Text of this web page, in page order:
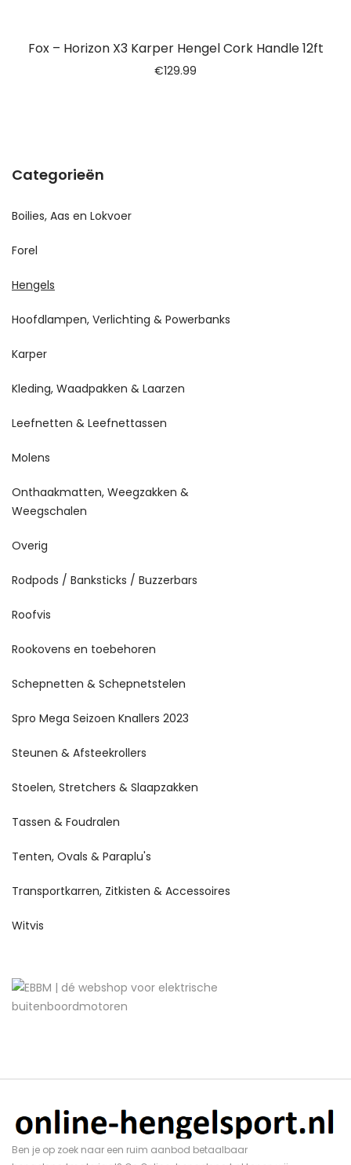
Fox – Horizon X3 Karper Hengel Cork Handle 12ft
€129.99
Categorieën
Boilies, Aas en Lokvoer
Forel
Hengels
Hoofdlampen, Verlichting & Powerbanks
Karper
Kleding, Waadpakken & Laarzen
Leefnetten & Leefnettassen
Molens
Onthaakmatten, Weegzakken &
Weegschalen
Overig
Rodpods / Banksticks / Buzzerbars
Roofvis
Rookovens en toebehoren
Schepnetten & Schepnetstelen
Spro Mega Seizoen Knallers 2023
Steunen & Afsteekrollers
Stoelen, Stretchers & Slaapzakken
Tassen & Foudralen
Tenten, Ovals & Paraplu's
Transportkarren, Zitkisten & Accessoires
Witvis
Ben je op zoek naar een ruim aanbod betaalbaar